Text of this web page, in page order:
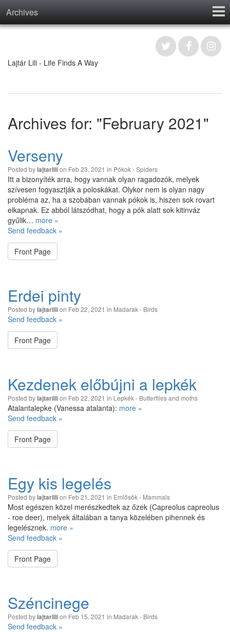
Archives
Home
Contact
Lajtár Lili - Life Finds A Way
Archives for: "February 2021"
Verseny
Posted bylajtarlilion Feb 23, 2021 in Pókok - Spiders
Itt a bizonyíték arra, hogy vannak olyan ragadozók, melyek
szívesen fogyasztják a poloskákat. Olykor nem is olyan nagy
probléma az, ha a szobában vannak pókok is, hiszen sok rovart
elkapnak. Ez abból látszódhat, hogy a pók alatt sok kitinváz
gyűlik… more »
Send feedback »
Front Page
Erdei pinty
Posted bylajtarlilion Feb 22, 2021 in Madarak - Birds
Send feedback »
Front Page
Kezdenek előbújni a lepkék
Posted bylajtarlilion Feb 22, 2021 in Lepkék - Butterflies and moths
Atalantalepke (Vanessa atalanta): more »
Send feedback »
Front Page
Egy kis legelés
Posted bylajtarlilion Feb 21, 2021 in Emlősök - Mammals
Most egészen közel merészkedtek az őzek (Capreolus capreolus
- roe deer), melyek általában a tanya közelében pihennek és
legelésznek. more »
Send feedback »
Front Page
Széncinege
Posted bylajtarlilion Feb 15, 2021 in Madarak - Birds
Send feedback »